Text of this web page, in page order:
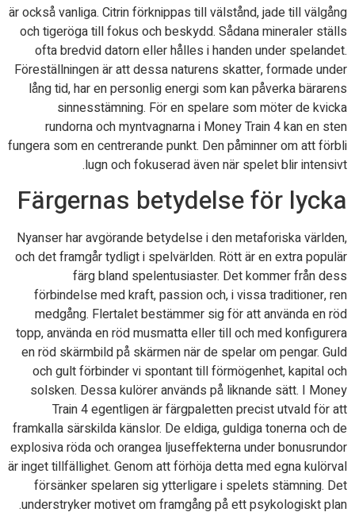
är också vanliga. Citrin förknippas till välstånd, jade till välgång
och tigeröga till fokus och beskydd. Sådana mineraler ställs
ofta bredvid datorn eller hålles i handen under spelandet.
Föreställningen är att dessa naturens skatter, formade under
lång tid, har en personlig energi som kan påverka bärarens
sinnesstämning. För en spelare som möter de kvicka
rundorna och myntvagnarna i Money Train 4 kan en sten
fungera som en centrerande punkt. Den påminner om att förbli
lugn och fokuserad även när spelet blir intensivt.
Färgernas betydelse för lycka
Nyanser har avgörande betydelse i den metaforiska världen,
och det framgår tydligt i spelvärlden. Rött är en extra populär
färg bland spelentusiaster. Det kommer från dess
förbindelse med kraft, passion och, i vissa traditioner, ren
medgång. Flertalet bestämmer sig för att använda en röd
topp, använda en röd musmatta eller till och med konfigurera
en röd skärmbild på skärmen när de spelar om pengar. Guld
och gult förbinder vi spontant till förmögenhet, kapital och
solsken. Dessa kulörer används på liknande sätt. I Money
Train 4 egentligen är färgpaletten precist utvald för att
framkalla särskilda känslor. De eldiga, guldiga tonerna och de
explosiva röda och orangea ljuseffekterna under bonusrundor
är inget tillfällighet. Genom att förhöja detta med egna kulörval
försänker spelaren sig ytterligare i spelets stämning. Det
understryker motivet om framgång på ett psykologiskt plan.